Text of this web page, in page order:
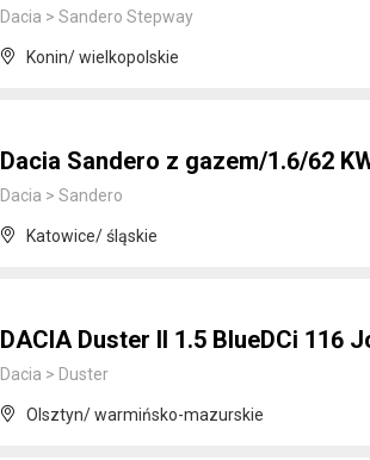
Dacia > Sandero Stepway
Konin/ wielkopolskie
Dacia Sandero z gazem/1.6/62
Dacia > Sandero
Katowice/ śląskie
DACIA Duster II 1.5 BlueDCi 116
Dacia > Duster
Olsztyn/ warmińsko-mazurskie